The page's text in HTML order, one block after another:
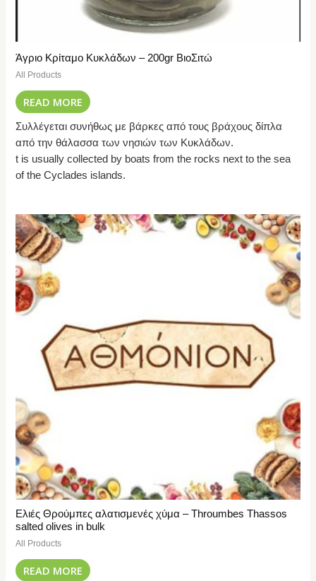
Άγριο Κρίταμο Κυκλάδων – 200gr ΒιοΣιτώ
All Products
READ MORE
Συλλέγεται συνήθως με βάρκες από τους βράχους δίπλα
από την θάλασσα των νησιών των Κυκλάδων.
t is usually collected by boats from the rocks next to the sea
of the Cyclades islands.
Ελιές Θρούμπες αλατισμενές χύμα – Throumbes Thassos
salted olives in bulk
All Products
READ MORE